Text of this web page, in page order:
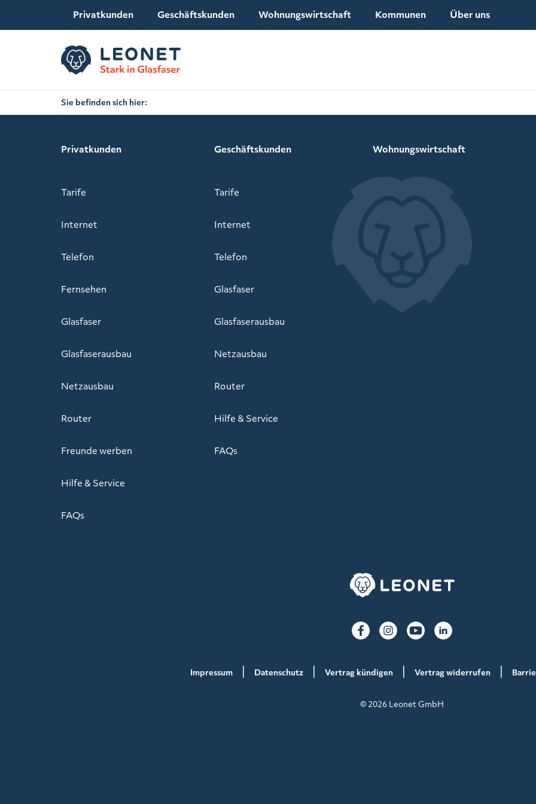
Privatkunden Geschäftskunden Wohnungswirtschaft Kommunen Über uns
Sie befinden sich hier:
Privatkunden
Tarife
Internet
Telefon
Fernsehen
Glasfaser
Glasfaserausbau
Netzausbau
Router
Freunde werben
Hilfe & Service
FAQs
Geschäftskunden
Tarife
Internet
Telefon
Glasfaser
Glasfaserausbau
Netzausbau
Router
Hilfe & Service
FAQs
Wohnungswirtschaft
Impressum Datenschutz Vertrag kündigen Vertrag widerrufen
© 2026 Leonet GmbH